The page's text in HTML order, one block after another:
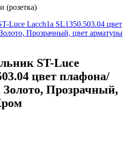
(розетка)
ST-Luce
цвет плафона/
Прозрачный,